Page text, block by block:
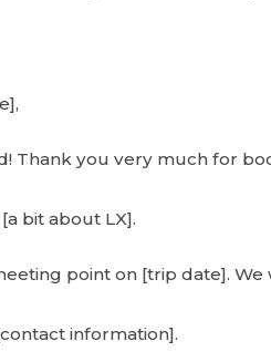
Thank you very much for
bit about LX].
point on [trip date].
information].